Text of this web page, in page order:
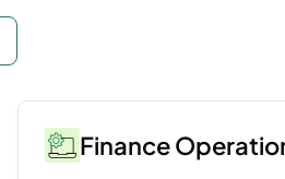
Finance